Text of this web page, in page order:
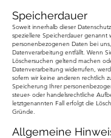
Speicherdauer
Soweit innerhalb dieser
speziellere Speicherdauer genannt
personenbezogenen Daten bei
Datenverarbeitung entfällt. Wenn
Löschersuchen geltend machen
Datenverarbeitung widerrufen,
sofern wir keine anderen rechtlich
Speicherung Ihrer
steuer- oder handelsrechtliche
letztgenannten Fall erfolgt die
Gründe.
Allgemeine